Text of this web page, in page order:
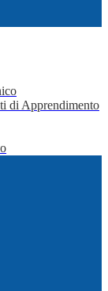
di Apprendimento